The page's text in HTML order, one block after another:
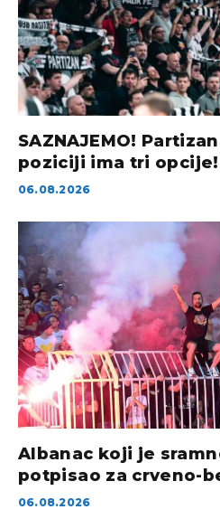
SAZNAJEMO!
poziciji ima tri opcije!
06.08.2026
Albanac koji je
potpisao za crveno-
06.08.2026